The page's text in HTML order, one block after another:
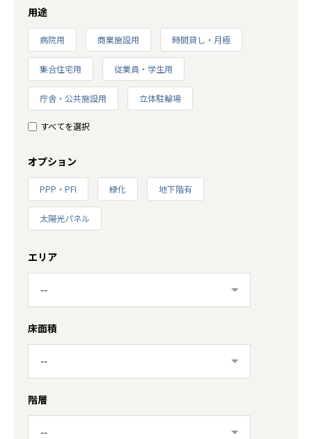
用途
病院用 商業施設用 時間貸し・月極
集合住宅用 従業員・学生用
庁舎・公共施設用 立体駐輪場
すべてを選択
オプション
PPP・PFI 緑化 地下階有
太陽光パネル
エリア
床面積
階層